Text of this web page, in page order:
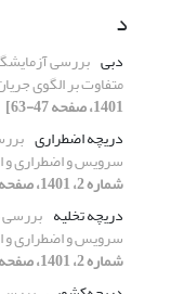
د
دبی بررسی
متفاوت بر الگوی
1401، صفحه 47-63]
دریچه اضطراری
سرویس و اضطراری و
شماره 2، 1401، صفحه 47-56]
دریچه تخلیه بررسی
سرویس و اضطراری و
شماره 2، 1401، صفحه 47-56]